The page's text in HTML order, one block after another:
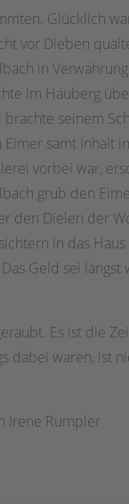
Glücklich
vor Dieben
in
im Hauberg
brachte seinem
Eimer samt Inhalt
vorbei war,
grub den
den Dielen der
in das
Geld sei
Es ist die
waren, ist
Irene Rumpler